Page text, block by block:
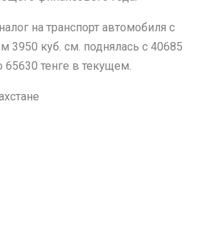
на транспорт автомобиля с
3950 куб. см. поднялась с 40685
65630 тенге в текущем.